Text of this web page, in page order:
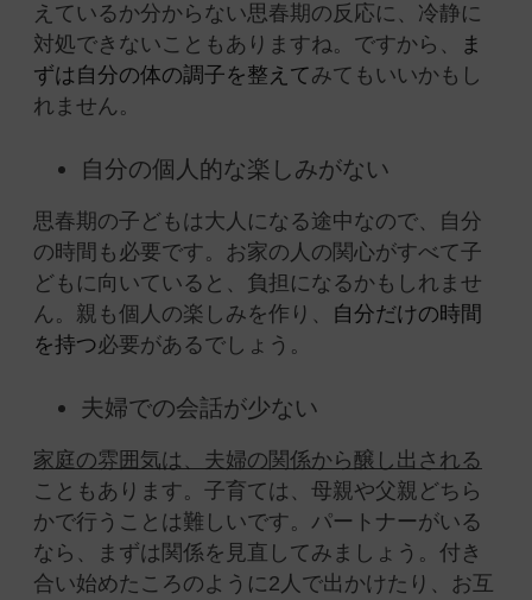
えているか分からない思春期の反応に、冷静に
対処できないこともありますね。ですから、
ま
ずは自分の体の調子を整えてみてもいいかもし
れません。
自分の個人的な楽しみがない
思春期の子どもは大人になる途中なので、自分
の時間も必要です。お家の人の関心がすべて子
どもに向いていると、負担になるかもしれませ
ん。親も個人の楽しみを作り、 自分だけの時間
を持つ必要があるでしょう。
夫婦での会話が少ない
家庭の雰囲気は、夫婦の関係から醸し出される
こともあります。子育ては、母親や父親どちら
かで行うことは難しいです。パートナーがいる
なら、まずは関係を見直してみましょう。付き
合い始めたころのように2人で出かけたり、お互